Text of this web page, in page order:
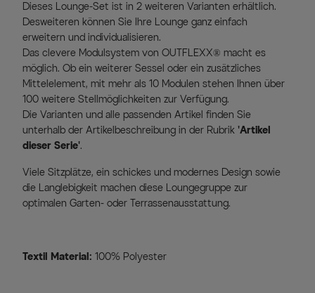
Dieses Lounge-Set ist in 2 weiteren Varianten erhältlich.
Desweiteren können Sie Ihre Lounge ganz einfach
erweitern und individualisieren.
Das clevere Modulsystem von OUTFLEXX® macht es
möglich. Ob ein weiterer Sessel oder ein zusätzliches
Mittelelement, mit mehr als 10 Modulen stehen Ihnen über
100 weitere Stellmöglichkeiten zur Verfügung.
Die Varianten und alle passenden Artikel finden Sie
unterhalb der Artikelbeschreibung in der Rubrik 'Artikel
dieser Serie'.
Viele Sitzplätze, ein schickes und modernes Design sowie
die Langlebigkeit machen diese Loungegruppe zur
optimalen Garten- oder Terrassenausstattung.
Textil Material: 100% Polyester